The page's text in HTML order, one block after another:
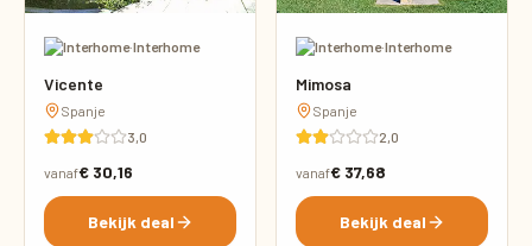
·Interhome
Vicente
Spanje
3,0
vanaf€ 30,16
Bekijk deal
·Interhome
Mimosa
Spanje
2,0
vanaf€ 37,68
Bekijk deal